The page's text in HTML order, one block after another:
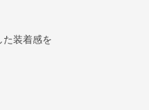
た装着感を